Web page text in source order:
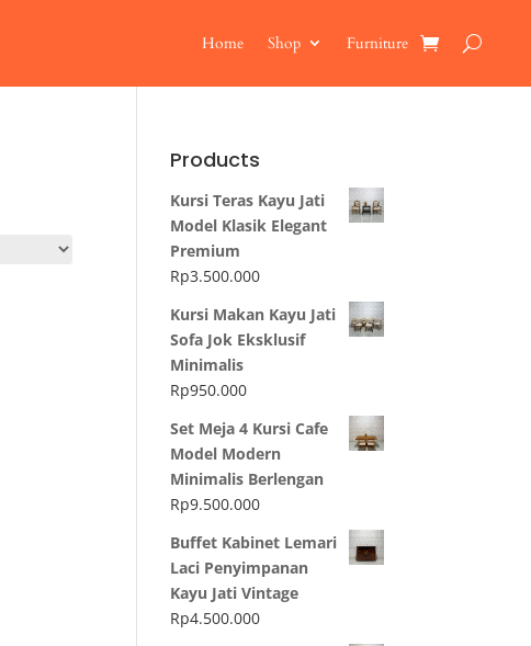
Home Shop Furniture
Products
Kursi Teras Kayu Jati
Model Klasik Elegant
Premium
Rp3.500.000
Kursi Makan Kayu Jati
Sofa Jok Eksklusif
Minimalis
Rp950.000
Set Meja 4 Kursi Cafe
Model Modern
Minimalis Berlengan
Rp9.500.000
Buffet Kabinet Lemari
Laci Penyimpanan
Kayu Jati Vintage
Rp4.500.000